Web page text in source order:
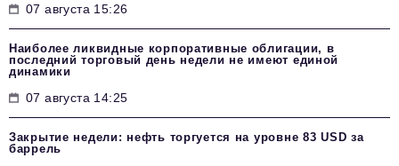
07 августа 15:26
Наиболее ликвидные корпоративные облигации, в
последний торговый день недели не имеют единой
динамики
07 августа 14:25
Закрытие недели: нефть торгуется на уровне 83 USD за
баррель